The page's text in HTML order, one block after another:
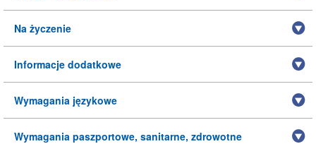
Na życzenie
Informacje dodatkowe
Wymagania językowe
Wymagania paszportowe, sanitarne, zdrowotne